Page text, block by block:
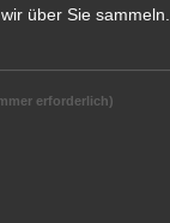
und
über Sie sammeln.
erforderlich)